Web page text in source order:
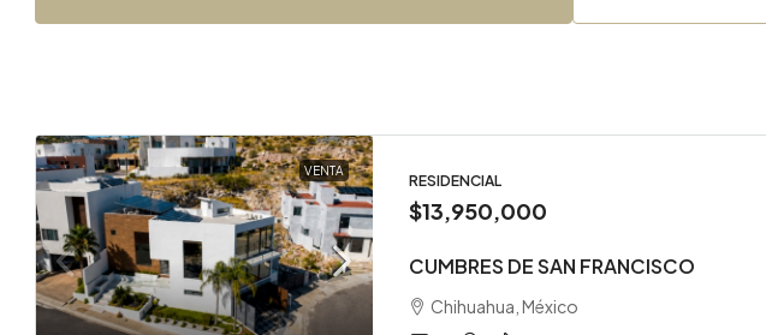
VENTA
RESIDENCIAL
$13,950,000
CUMBRES DE SAN FRANCISCO
Chihuahua, México